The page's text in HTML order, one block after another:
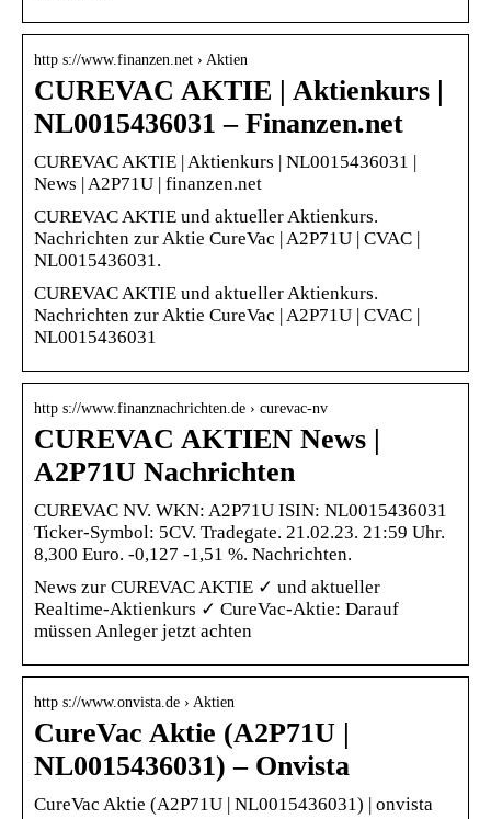
http s://www.finanzen.net › Aktien
CUREVAC AKTIE | Aktienkurs |
NL0015436031 – Finanzen.net
CUREVAC AKTIE | Aktienkurs | NL0015436031 |
News | A2P71U | finanzen.net
CUREVAC AKTIE und aktueller Aktienkurs.
Nachrichten zur Aktie CureVac | A2P71U | CVAC |
NL0015436031.
CUREVAC AKTIE und aktueller Aktienkurs.
Nachrichten zur Aktie CureVac | A2P71U | CVAC |
NL0015436031
http s://www.finanznachrichten.de › curevac-nv
CUREVAC AKTIEN News |
A2P71U Nachrichten
CUREVAC NV. WKN: A2P71U ISIN: NL0015436031
Ticker-Symbol: 5CV. Tradegate. 21.02.23. 21:59 Uhr.
8,300 Euro. -0,127 -1,51 %. Nachrichten.
News zur CUREVAC AKTIE ✓ und aktueller
Realtime-Aktienkurs ✓ CureVac-Aktie: Darauf
müssen Anleger jetzt achten
http s://www.onvista.de › Aktien
CureVac Aktie (A2P71U |
NL0015436031) – Onvista
CureVac Aktie (A2P71U | NL0015436031) | onvista